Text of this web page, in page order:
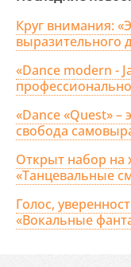
Круг внимания:
выразительного
«Dance modern -
«Dance «Quest» –
свобода
Открыт набор на
«Танцевальные
Голос,
«Вокальные